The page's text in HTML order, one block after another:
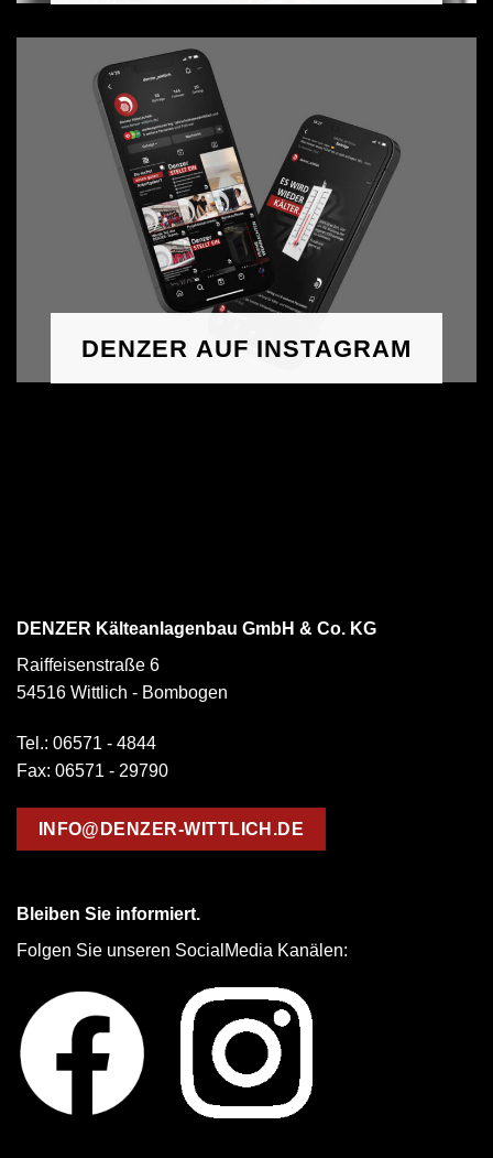
DENZER AUF INSTAGRAM
DENZER Kälteanlagenbau GmbH & Co. KG
Raiffeisenstraße 6
54516 Wittlich - Bombogen
Tel.: 06571 - 4844
Fax: 06571 - 29790
INFO@DENZER-WITTLICH.DE
Bleiben Sie informiert.
Folgen Sie unseren SocialMedia Kanälen: